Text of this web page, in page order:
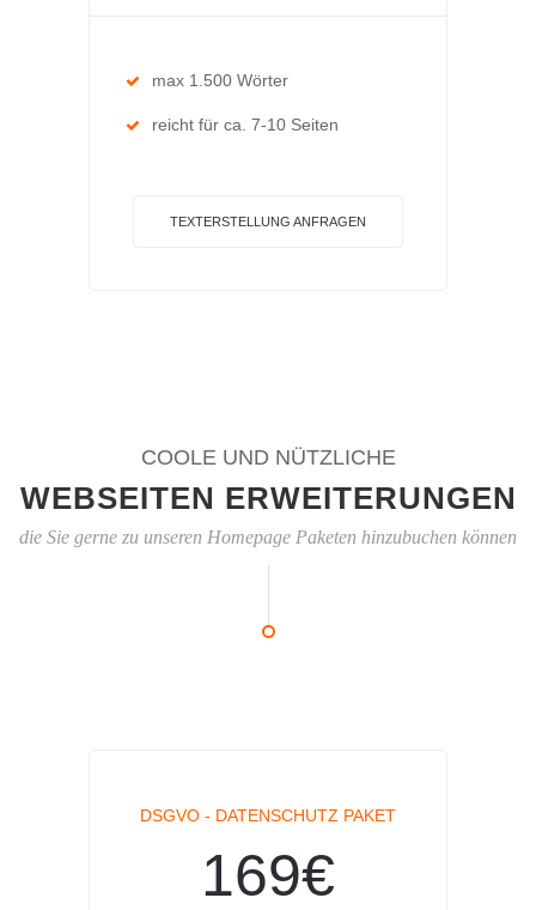
max 1.500 Wörter
reicht für ca. 7-10 Seiten
TEXTERSTELLUNG ANFRAGEN
COOLE UND NÜTZLICHE
WEBSEITEN ERWEITERUNGEN
die Sie gerne zu unseren Homepage Paketen hinzubuchen können
DSGVO - DATENSCHUTZ PAKET
169€